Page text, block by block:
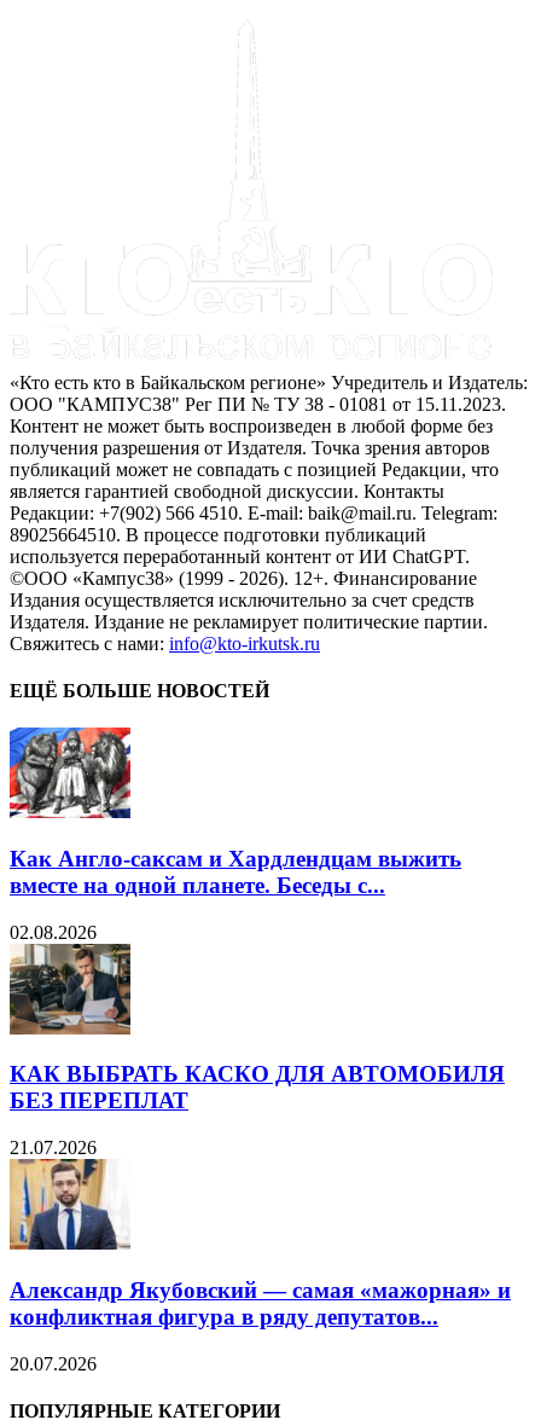
«Кто есть кто в Байкальском регионе» Учредитель и Издатель:
ООО "КАМПУС38" Рег ПИ № ТУ 38 - 01081 от 15.11.2023.
Контент не может быть воспроизведен в любой форме без
получения разрешения от Издателя. Точка зрения авторов
публикаций может не совпадать с позицией Редакции, что
является гарантией свободной дискуссии. Контакты
Редакции: +7(902) 566 4510. E-mail: baik@mail.ru. Telegram:
89025664510. В процессе подготовки публикаций
используется переработанный контент от ИИ ChatGPT.
©ООО «Кампус38» (1999 - 2026). 12+. Финансирование
Издания осуществляется исключительно за счет средств
Издателя. Издание не рекламирует политические партии.
Свяжитесь с нами: info@kto-irkutsk.ru
ЕЩЁ БОЛЬШЕ НОВОСТЕЙ
Как Англо-саксам и Хардлендцам выжить
вместе на одной планете. Беседы с...
02.08.2026
КАК ВЫБРАТЬ КАСКО ДЛЯ АВТОМОБИЛЯ
БЕЗ ПЕРЕПЛАТ
21.07.2026
Александр Якубовский — самая «мажорная» и
конфликтная фигура в ряду депутатов...
20.07.2026
ПОПУЛЯРНЫЕ КАТЕГОРИИ